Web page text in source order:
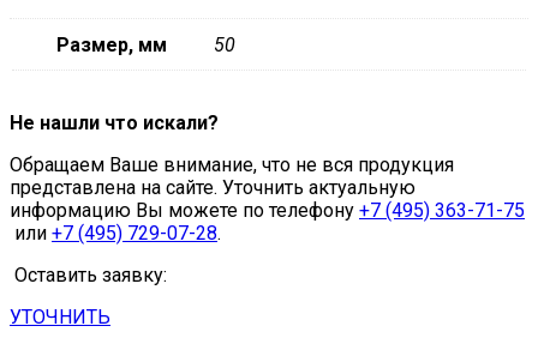
Размер, мм 50
Не нашли что искали?
Обращаем Ваше внимание, что не вся продукция
представлена на сайте. Уточнить актуальную
информацию Вы можете по телефону +7 (495) 363-71-75
или +7 (495) 729-07-28.
Оставить заявку:
УТОЧНИТЬ